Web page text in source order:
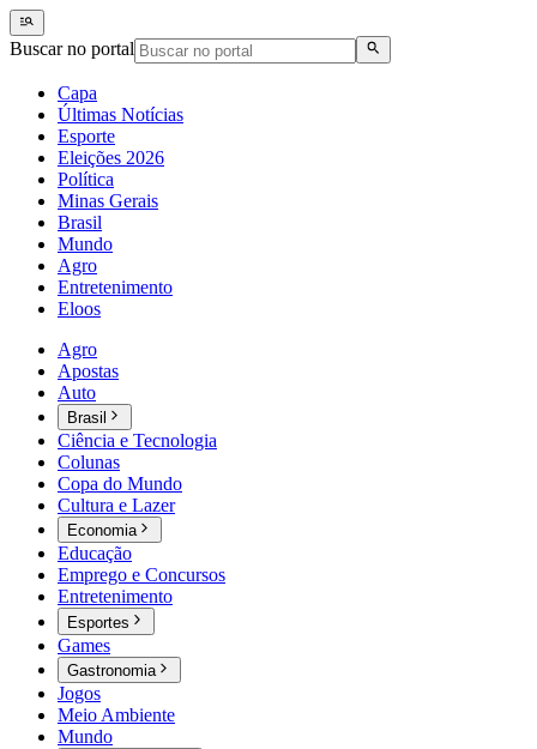
Buscar no portal
Capa
Últimas Notícias
Esporte
Eleições 2026
Política
Minas Gerais
Brasil
Mundo
Agro
Entretenimento
Eloos
Agro
Apostas
Auto
Brasil
Ciência e Tecnologia
Colunas
Copa do Mundo
Cultura e Lazer
Economia
Educação
Emprego e Concursos
Entretenimento
Esportes
Games
Gastronomia
Jogos
Meio Ambiente
Mundo